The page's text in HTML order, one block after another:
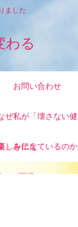
ました
わる
お問い合わせ
ぜ私が「壊さない健
」を伝えているのか
しみにな
ディ習慣